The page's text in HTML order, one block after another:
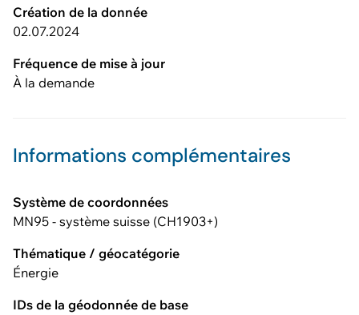
Création de la donnée
02.07.2024
Fréquence de mise à jour
À la demande
Informations complémentaires
Système de coordonnées
MN95 - système suisse (CH1903+)
Thématique / géocatégorie
Énergie
IDs de la géodonnée de base